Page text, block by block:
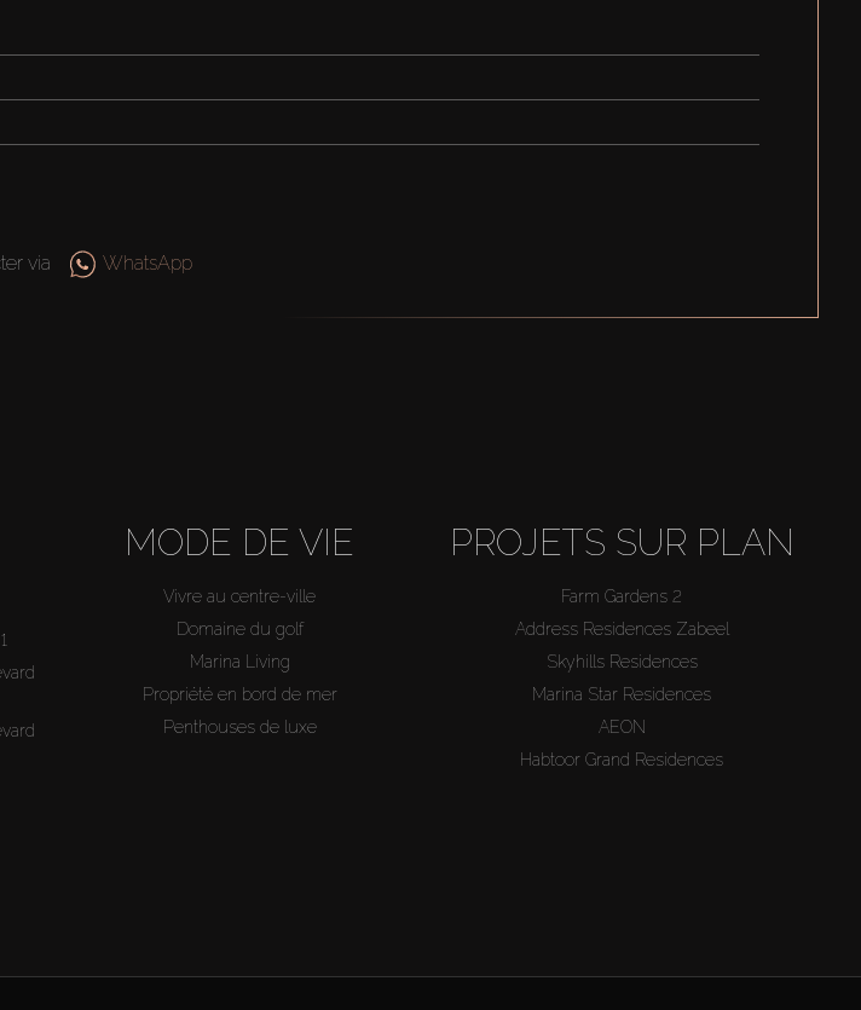
via WhatsApp
MODE DE VIE
Vivre au centre-ville
Domaine du golf
Marina Living
Propriété en bord de mer
Penthouses de luxe
PROJETS SUR PLAN
Farm Gardens 2
Address Residences Zabeel
Skyhills Residences
Marina Star Residences
AEON
Habtoor Grand Residences